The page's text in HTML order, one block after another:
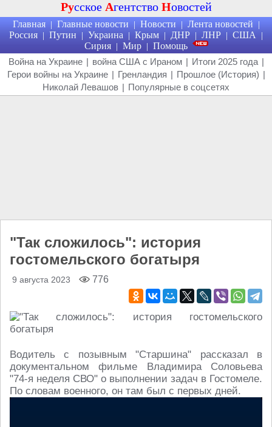
Русское Агентство Новостей
Главная | Главные новости | Новости | Лента новостей |
Россия | Путин | Украина | Крым | ДНР | ЛНР | США |
Сирия | Мир | Помощь
Война на Украине | война США с Ираном | Итоги 2025 года |
Герои войны на Украине | Гренландия | Прошлое (История) |
Николай Левашов | Популярные в соцсетях
"Так сложилось": история
гостомельского богатыря
9 августа 2023 776
Водитель с позывным "Старшина" рассказал в
документальном фильме Владимира Соловьева
"74-я неделя СВО" о выполнении задач в Гостомеле.
По словам военного, он там был с первых дней.